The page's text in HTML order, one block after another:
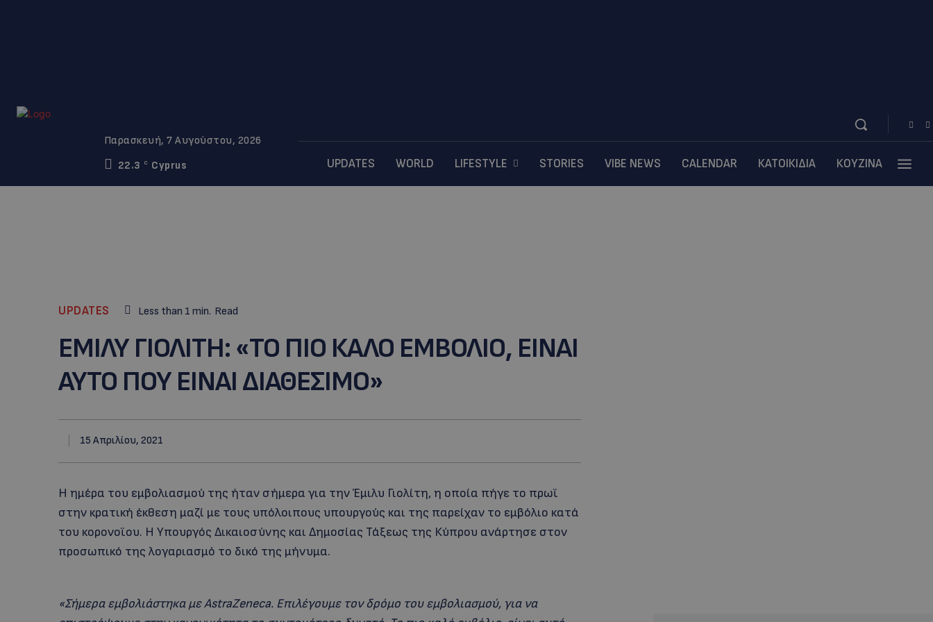
Παρασκευή, 7 Αυγούστου, 2026
22.3
C Cyprus UPDATES WORLD LIFESTYLE STORIES VIBE NEWS CALENDAR ΚΑΤΟΙΚΙΔΙΑ ΚΟΥΖΙΝΑ
UPDATES Less than 1 min. Read
EMIΛΥ ΓΙΟΛΙΤΗ: «ΤΟ ΠΙΟ ΚΑΛΟ ΕΜΒΟΛΙΟ, ΕΙΝΑΙ
ΑΥΤΟ ΠΟΥ ΕΙΝΑΙ ΔΙΑΘΕΣΙΜΟ»
15 Απριλίου, 2021
Η ημέρα του εμβολιασμού της ήταν σήμερα για την Έμιλυ Γιολίτη, η οποία πήγε το πρωϊ
στην κρατική έκθεση μαζί με τους υπόλοιπους υπουργούς και της παρείχαν το εμβόλιο κατά
του κορονοϊου. Η Υπουργός Δικαιοσύνης και Δημοσίας Τάξεως της Κύπρου ανάρτησε στον
προσωπικό της λογαριασμό το δικό της μήνυμα.
«Σήμερα εμβολιάστηκα με AstraZeneca. Επιλέγουμε τον δρόμο του εμβολιασμού, για να